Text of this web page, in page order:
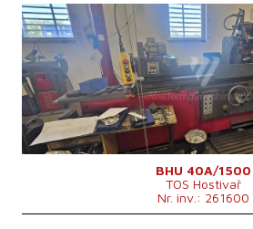
An fabricație:
Sistem de control
nu
Diametrul maxim al rectificării
400
Lungimea maximă de rectificare
1500
Greutatea maximă a piesei de lucru250 kg
Dispozitiv pt. rectificare interioară da
Puterea motorului principal
7,5 kW
Geutatea mașinii
5950
Dimensiunile mașinii L x l x Î
BHU 40A/1500
TOS Hostivař
Nr. inv.: 261600